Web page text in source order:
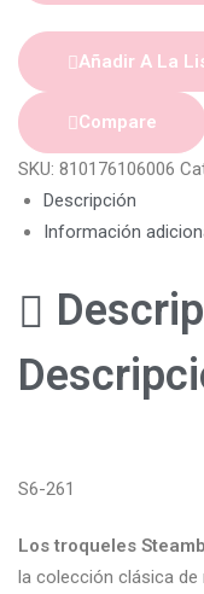
Añadir A La
Compare
SKU: 810176106006
Descripción
Información
S6-261
Los troqueles
la colección clásica de